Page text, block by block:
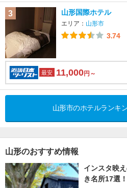
3 山形国際ホテル
エリア： 山形市
3.74
最安 11,000円～
山形市のホテルランキ
山形のおすすめ情報
インスタ映
き名所17選